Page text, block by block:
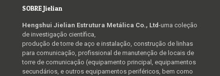
SOBRE Jielian
Hengshui Jielian Estrutura Metálica Co., Ltd-uma coleção
de investigação científica,
produção de torre de aço e instalação, construção de linhas
para comunicação, profissional de manutenção de locais de
torre de comunicação (equipamento principal, equipamentos
secundários, e outros equipamentos periféricos, bem como